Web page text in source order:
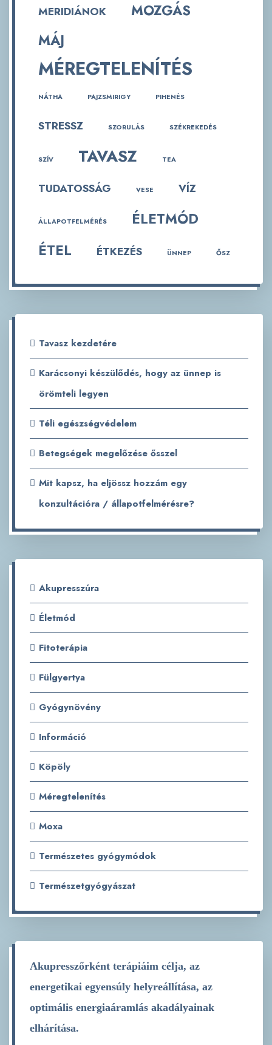
MERIDIÁNOK
MOZGÁS
MÁJ
MÉREGTELENÍTÉS
NÁTHA PAJZSMIRIGY PIHENÉS
STRESSZ SZORULÁS SZÉKREKEDÉS
SZÍV TAVASZ TEA
TUDATOSSÁG VESE VÍZ
ÁLLAPOTFELMÉRÉS
ÉLETMÓD
ÉTEL
ÉTKEZÉS ÜNNEP ŐSZ
Tavasz kezdetére
Karácsonyi készülődés, hogy az ünnep is
örömteli legyen
Téli egészségvédelem
Betegségek megelőzése ősszel
Mit kapsz, ha eljössz hozzám egy
konzultációra / állapotfelmérésre?
Akupresszúra
Életmód
Fitoterápia
Fülgyertya
Gyógynövény
Információ
Köpöly
Méregtelenítés
Moxa
Természetes gyógymódok
Természetgyógyászat
Akupresszőrként terápiáim célja, az
energetikai egyensúly helyreállítása, az
optimális energiaáramlás akadályainak
elhárítása.